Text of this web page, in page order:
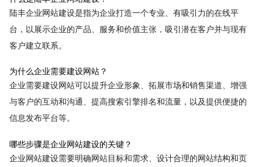
陆丰企业网站建设是指为企业打造一个专业、有吸引力的在线平
台，以展示企业的产品、服务和价值主张，吸引潜在客户并与现有
客户建立联系。
为什么企业需要建设网站？
企业需要建设网站可以提升企业形象、拓展市场和销售渠道、增强
与客户的互动和沟通、提高搜索引擎排名和流量，以及提供便捷的
信息发布平台等。
哪些步骤是企业网站建设的关键？
企业网站建设需要明确网站目标和需求、设计合理的网站结构和页